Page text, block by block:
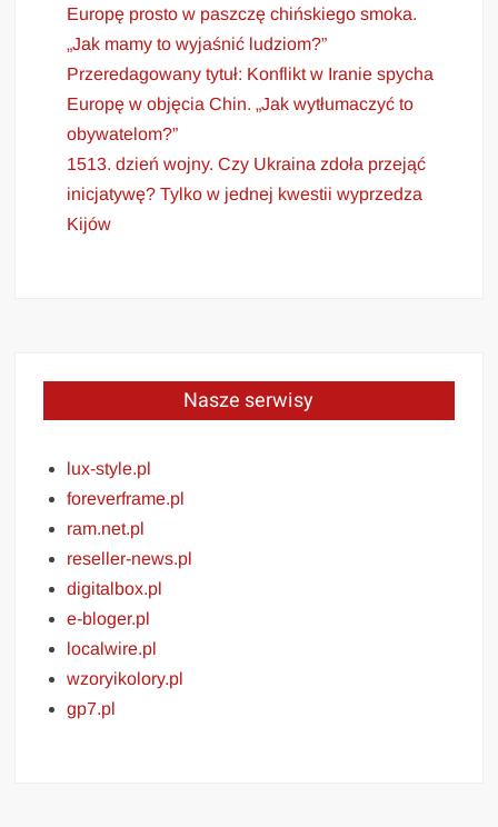
Europę prosto w paszczę chińskiego smoka.
„Jak mamy to wyjaśnić ludziom?”
Przeredagowany tytuł: Konflikt w Iranie spycha
Europę w objęcia Chin. „Jak wytłumaczyć to
obywatelom?”
1513. dzień wojny. Czy Ukraina zdoła przejąć
inicjatywę? Tylko w jednej kwestii wyprzedza
Kijów
Nasze serwisy
lux-style.pl
foreverframe.pl
ram.net.pl
reseller-news.pl
digitalbox.pl
e-bloger.pl
localwire.pl
wzoryikolory.pl
gp7.pl